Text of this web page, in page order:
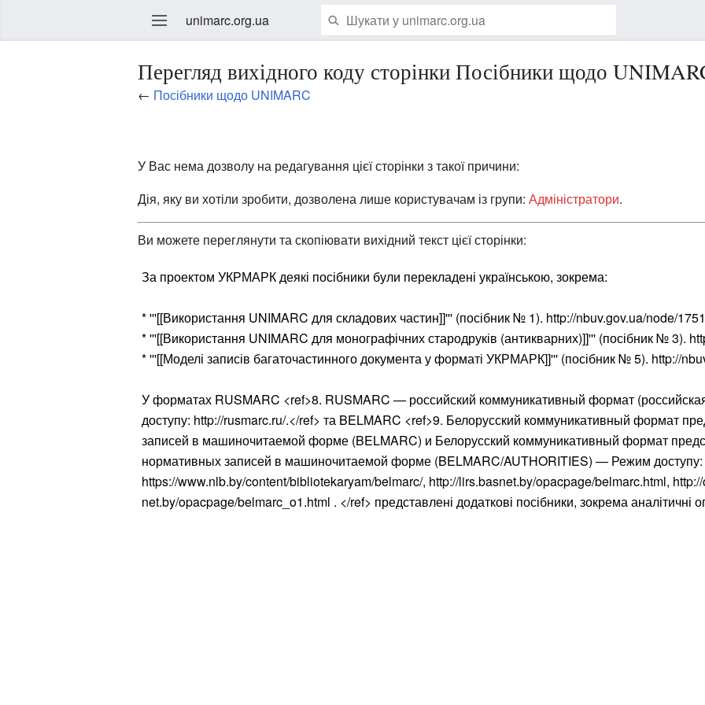
unimarc.org.ua
Перегляд вихідного коду сторінки Посібники щодо
← Посібники щодо UNIMARC
У Вас нема дозволу на редагування цієї сторінки з такої причини:
Дія, яку ви хотіли зробити, дозволена лише користувачам із групи:Адміністратори.
Ви можете переглянути та скопіювати вихідний текст цієї сторінки: